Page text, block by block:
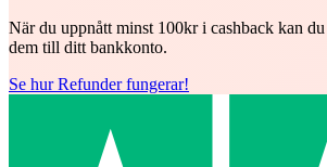
När du uppnått minst 100kr i cashback kan
dem till ditt bankkonto.
Se hur Refunder fungerar!